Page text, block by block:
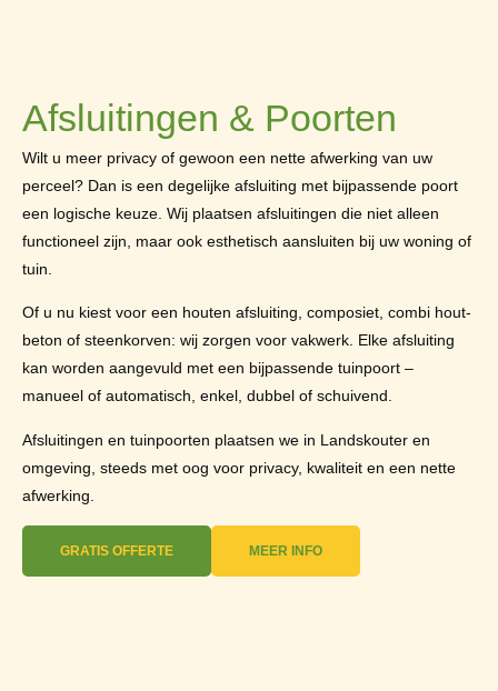
Afsluitingen & Poorten
Wilt u meer privacy of gewoon een nette afwerking van uw
perceel? Dan is een degelijke afsluiting met bijpassende poort
een logische keuze. Wij plaatsen afsluitingen die niet alleen
functioneel zijn, maar ook esthetisch aansluiten bij uw woning of
tuin.
Of u nu kiest voor een houten afsluiting, composiet, combi hout-
beton of steenkorven: wij zorgen voor vakwerk. Elke afsluiting
kan worden aangevuld met een bijpassende tuinpoort –
manueel of automatisch, enkel, dubbel of schuivend.
Afsluitingen en tuinpoorten plaatsen we in Landskouter en
omgeving, steeds met oog voor privacy, kwaliteit en een nette
afwerking.
GRATIS OFFERTE MEER INFO